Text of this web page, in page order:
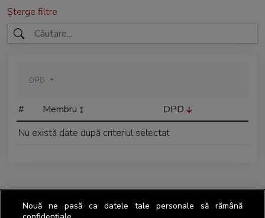
Șterge filtre
DPD
# Membru
DPD
Nu există date după criteriul selectat
Nouă ne pasă ca datele tale personale să rămână